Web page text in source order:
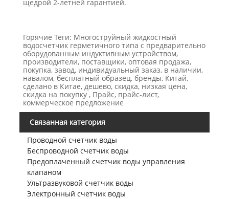
щедрой 2-летней гарантией.
Горячие Теги: Многоструйный жидкостный
водосчетчик герметичного типа с предварительно
оборудованным индуктивным устройством,
производители, поставщики, оптовая продажа,
покупка, завод, индивидуальный заказ, в наличии,
навалом, бесплатный образец, бренды, Китай,
сделано в Китае, дешево, скидка, низкая цена,
скидка на покупку , Прайс, прайс-лист,
коммерческое предложение
Связанная категория
Проводной счетчик воды
Беспроводной счетчик воды
Предоплаченный счетчик воды управления
клапаном
Ультразвуковой счетчик воды
Электронный счетчик воды